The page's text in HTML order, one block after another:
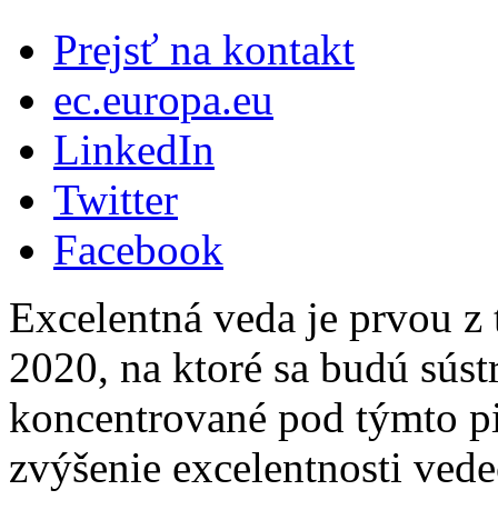
Prejsť na kontakt
ec.europa.eu
LinkedIn
Twitter
Facebook
Excelentná veda je prvou
2020, na ktoré sa budú
koncentrované pod týmto
zvýšenie excelentnosti